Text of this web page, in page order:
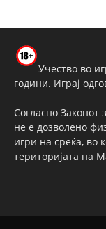
Учество во
години. Играј
Согласно Законот
не е дозволено
игри на среќа, во
територијата на